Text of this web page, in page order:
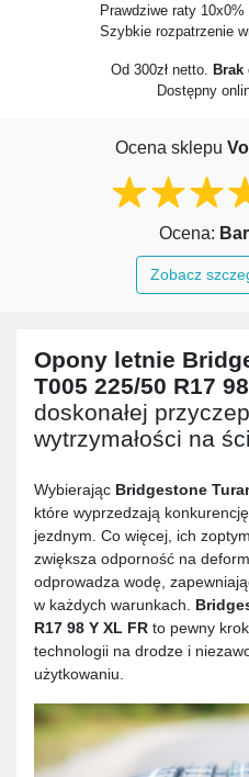
Prawdziwe raty
Szybkie rozpatrzenie
Od 300zł netto. Brak
Dostępny
Ocena sklepu
Ocena:
Zobacz
Opony letnie
T005 225/50 R17
doskonałej
wytrzymałości na
Wybierając Bridgestone
które wyprzedzają
jezdnym. Co więcej, ich
zwiększa odporność na
odprowadza wodę,
w każdych warunkach.
R17 98 Y XL FR to pewny
technologii na drodze i
użytkowaniu.